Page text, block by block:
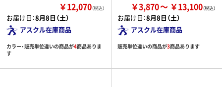
￥12,070（税込）
お届け日：8月8日（土）
アスクル在庫商品
カラー・販売単位違いの商品が4商品ありま
す
￥3,870 ￥13,100
お届け日：8月8日（土）
アスクル在庫商品
販売単位違いの商品が3商品あります